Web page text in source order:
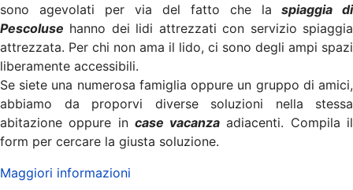
sono agevolati per via del fatto che la spiaggia di
Pescoluse hanno dei lidi attrezzati con servizio spiaggia
attrezzata. Per chi non ama il lido, ci sono degli ampi spazi
liberamente accessibili.
Se siete una numerosa famiglia oppure un gruppo di amici,
abbiamo da proporvi diverse soluzioni nella stessa
abitazione oppure in case vacanza adiacenti. Compila il
form per cercare la giusta soluzione.
Maggiori informazioni